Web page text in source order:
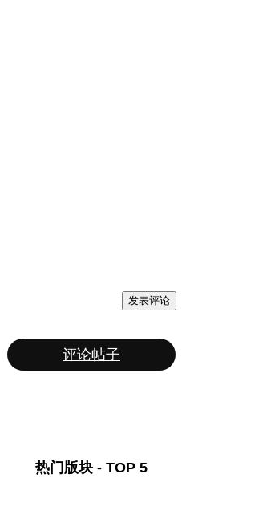
发表评论
评论帖子
热门版块 - TOP 5